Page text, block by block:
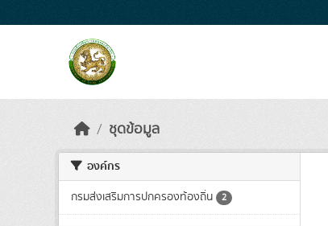
ชุดข้อมูล
องค์กร
กรมส่งเสริมการปกครองท้องถิ่น 2